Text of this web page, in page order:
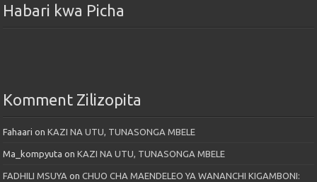
Habari kwa Picha
Komment Zilizopita
Fahaari onKAZI NA UTU, TUNASONGA MBELE
Ma_kompyuta onKAZI NA UTU, TUNASONGA MBELE
FADHILI MSUYA onCHUO CHA MAENDELEO YA WANANCHI KIGAMBONI: